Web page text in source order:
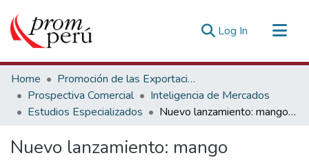
Log In (current)
Communities & Collections
All of DSpace
Statistics
Home
Promoción de las Exportaciones
Prospectiva Comercial
Inteligencia de Mercados
Estudios Especializados
Nuevo lanzamiento: mango crujiente orgánico en Dinamarca
Nuevo lanzamiento: mango